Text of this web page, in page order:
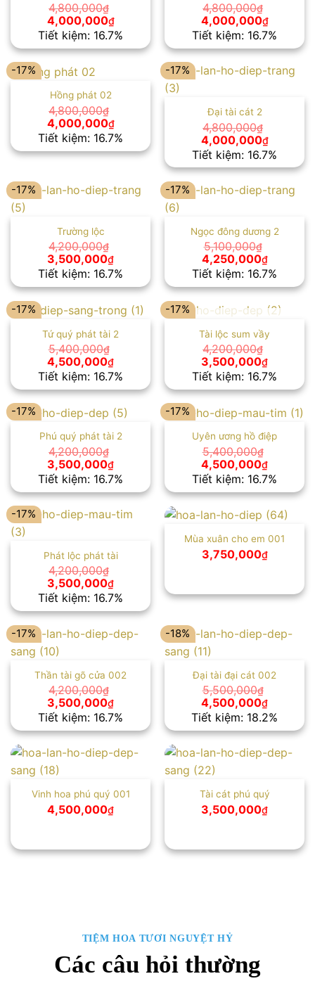
4,800,000₫
Giá
gốc
là:
4,800,000₫.
4,000,000₫Giá
hiện
tại
là:
4,000,000₫.
Tiết kiệm: 16.7%
4,800,000₫
Giá
gốc
là:
4,800,000₫.
4,000,000₫Giá
hiện
tại
là:
Tiết kiệm: 16.7%
-17%
Hồng phát 02
4,800,000₫
Giá
gốc
là:
4,800,000₫.
4,000,000₫Giá
hiện
tại
là:
4,000,000₫.
Tiết kiệm: 16.7%
-17%
Đại tài cát 2
4,800,000₫
Giá
gốc
là:
4,800,000₫.
4,000,000₫Giá
hiện
tại
là:
Tiết kiệm: 16.7%
-17%
Trường lộc
4,200,000₫
Giá
gốc
là:
4,200,000₫.
3,500,000₫Giá
hiện
tại
là:
3,500,000₫.
Tiết kiệm: 16.7%
-17%
Ngọc đông dương 2
5,100,000₫
Giá
gốc
là:
5,100,000₫.
4,250,000₫Giá
hiện
tại
là:
Tiết kiệm: 16.7%
-17%
Tứ quý phát tài 2
5,400,000₫
Giá
gốc
là:
5,400,000₫.
4,500,000₫Giá
hiện
tại
là:
4,500,000₫.
Tiết kiệm: 16.7%
-17%
HẾT HÀNG
Tài lộc sum vầy
4,200,000₫
Giá
gốc
là:
4,200,000₫.
3,500,000₫Giá
hiện
tại
là:
Tiết kiệm: 16.7%
-17%
Phú quý phát tài 2
4,200,000₫
Giá
gốc
là:
4,200,000₫.
3,500,000₫Giá
hiện
tại
là:
3,500,000₫.
Tiết kiệm: 16.7%
-17%
Uyên ương hồ điệp
5,400,000₫
Giá
gốc
là:
5,400,000₫.
4,500,000₫Giá
hiện
tại
là:
Tiết kiệm: 16.7%
-17%
Phát lộc phát tài
4,200,000₫
Giá
gốc
là:
4,200,000₫.
3,500,000₫Giá
hiện
tại
là:
3,500,000₫.
Tiết kiệm: 16.7%
Mùa xuân cho em 001
3,750,000₫
-17%
Thần tài gõ cửa 002
4,200,000₫
Giá
gốc
là:
4,200,000₫.
3,500,000₫Giá
hiện
tại
là:
3,500,000₫.
Tiết kiệm: 16.7%
-18%
Đại tài đại cát 002
5,500,000₫
Giá
gốc
là:
5,500,000₫.
4,500,000₫Giá
hiện
tại
là:
Tiết kiệm: 18.2%
Vinh hoa phú quý 001
4,500,000₫
Tài cát phú quý
3,500,000₫
TIỆM HOA TƯƠI NGUYỆT HỶ
Các câu hỏi thường